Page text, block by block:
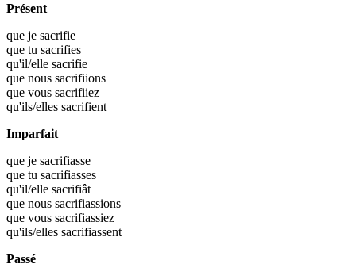
Présent
que je sacrifie
que tu sacrifies
qu'il/elle sacrifie
que nous sacrifiions
que vous sacrifiiez
qu'ils/elles sacrifient
Imparfait
que je sacrifiasse
que tu sacrifiasses
qu'il/elle sacrifiât
que nous sacrifiassions
que vous sacrifiassiez
qu'ils/elles sacrifiassent
Passé